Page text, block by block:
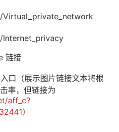
链接
口（展示图片链接文本将根
率，但链接为
aff_c?
）